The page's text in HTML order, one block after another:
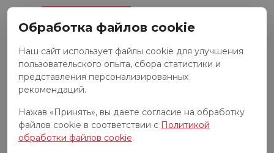
Запчасти к тракторам
Запчасти к грузовым автомобилям
Обработка файлов cookie
Наш сайт использует файлы cookie для улучшения
пользовательского опыта, сбора статистики и
представления персонализированных
рекомендаций.
Нажав «Принять», вы даете согласие на обработку
файлов cookie в соответствии с Политикой
обработки файлов cookie.